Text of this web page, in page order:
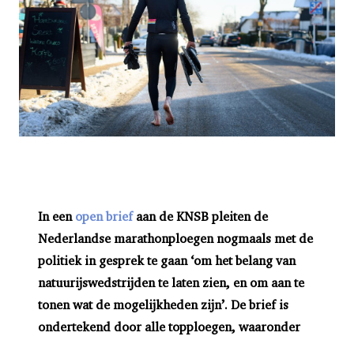
In een open briefaan de KNSB pleiten de
Nederlandse marathonploegen nogmaals met de
politiek in gesprek te gaan ‘om het belang van
natuurijswedstrijden te laten zien, en om aan te
tonen wat de mogelijkheden zijn’. De brief is
ondertekend door alle topploegen, waaronder